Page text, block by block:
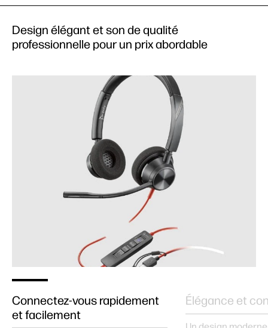
Design élégant et son de qualité
professionnelle pour un prix abordable
Connectez-vous rapidement
et facilement
Élégance et